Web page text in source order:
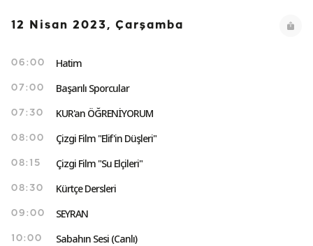
12 Nisan 2023, Çarşamba
06:00 Hatim
07:00 Başarılı Sporcular
07:30 KUR'an ÖĞRENİYORUM
08:00 Çizgi Film "Elif'in Düşleri"
08:15 Çizgi Film "Su Elçileri"
08:30 Kürtçe Dersleri
09:00 SEYRAN
10:00 Sabahın Sesi (Canlı)